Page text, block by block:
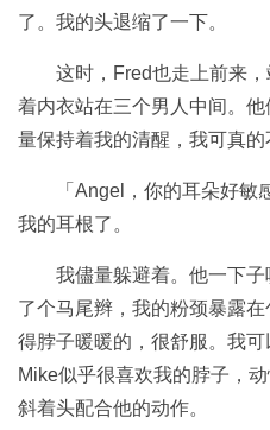
了。我的头退缩了一下。
这时，Fred也走上前来
着内衣站在三个男人中间。
量保持着我的清醒，我可真的
「Angel，你的耳朵好敏
我的耳根了。
我儘量躲避着。他一下
了个马尾辫，我的粉颈暴露
得脖子暖暖的，很舒服。我
Mike似乎很喜欢我的脖子，
斜着头配合他的动作。